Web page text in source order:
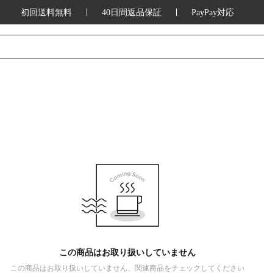
初回送料無料 40日間返品保証 PayPay対応
この商品はお取り扱いしていません
この商品はお取り扱いしていません、関連商品をチェックしてください